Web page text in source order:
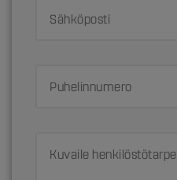
Sähköposti
Puhelinnumero
Kuvaile